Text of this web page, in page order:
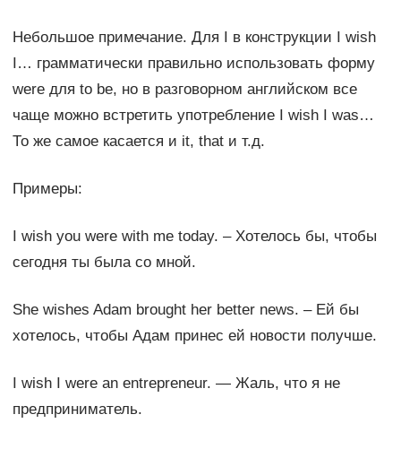
Небольшое примечание. Для I в конструкции I wish
I… грамматически правильно использовать форму
were для to be, но в разговорном английском все
чаще можно встретить употребление I wish I was…
То же самое касается и it, that и т.д.
Примеры:
I wish you were with me today. – Хотелось бы, чтобы
сегодня ты была со мной.
She wishes Adam brought her better news. – Ей бы
хотелось, чтобы Адам принес ей новости получше.
I wish I were an entrepreneur. — Жаль, что я не
предприниматель.